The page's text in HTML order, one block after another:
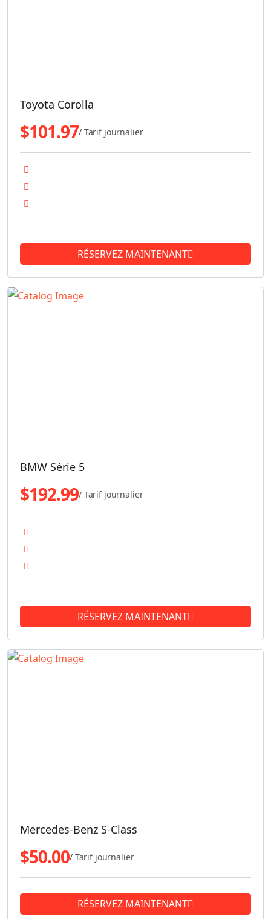
Toyota Corolla
$101.97/ Tarif journalier
RÉSERVEZ MAINTENANT
BMW Série 5
$192.99/ Tarif journalier
RÉSERVEZ MAINTENANT
Mercedes-Benz S-Class
$50.00/ Tarif journalier
RÉSERVEZ MAINTENANT